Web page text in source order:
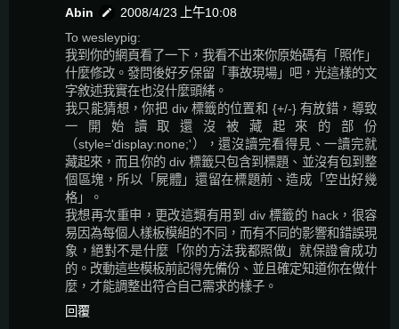
Abin
2008/4/23 上午10:08
To wesleypig:
我到你的網頁看了一下，我看不出來你原始碼有「照作」
什麼修改。發問後好歹保留「事故現場」吧，光這樣的文
字敘述我實在也沒什麼頭緒。
我只能猜想，你把 div 標籤的位置和 {+/-} 有放錯，導致
一開始讀取還沒被藏起來的部份
（style='display:none;'），還沒讀完看得見、一讀完就
藏起來，而且你的 div 標籤只包含到標題、並沒有包到整
個區塊，所以「屍體」還留在標題前、造成「空出好幾
格」。
我想再次重申，更改這類有用到 div 標籤的 hack，很容
易因為每個人樣板模組的不同，而有不同的影響和錯誤現
象，絕對不是什麼「你的方法我都照做」就保證會成功
的。改動這些模板前記得先備份、並且確定知道你在做什
麼，才能調整出符合自己需求的樣子。
回覆